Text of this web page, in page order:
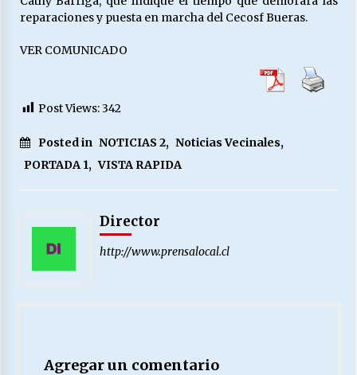
reparaciones y puesta en marcha del Cecosf Bueras.
VER COMUNICADO
Post Views:342
Posted in NOTICIAS 2, Noticias Vecinales,
PORTADA 1, VISTA RAPIDA
Director
http://www.prensalocal.cl
Agregar un comentario